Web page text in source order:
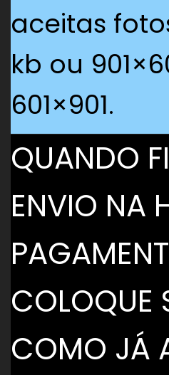
aceitas
kb ou
601×901.
QUANDO
ENVIO NA
COLOQUE
COMO JÁ